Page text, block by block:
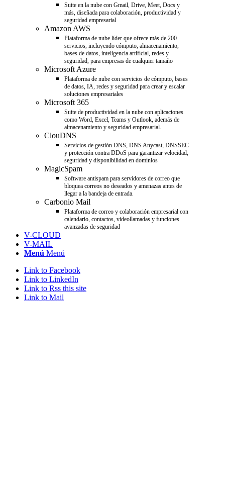
Suite en la nube con Gmail, Drive, Meet, Docs y
más, diseñada para colaboración, productividad y
seguridad empresarial
Amazon AWS
Plataforma de nube líder que ofrece más de 200
servicios, incluyendo cómputo, almacenamiento,
bases de datos, inteligencia artificial, redes y
seguridad, para empresas de cualquier tamaño
Microsoft Azure
Plataforma de nube con servicios de cómputo, bases
de datos, IA, redes y seguridad para crear y escalar
soluciones empresariales
Microsoft 365
Suite de productividad en la nube con aplicaciones
como Word, Excel, Teams y Outlook, además de
almacenamiento y seguridad empresarial.
ClouDNS
Servicios de gestión DNS, DNS Anycast, DNSSEC
y protección contra DDoS para garantizar velocidad,
seguridad y disponibilidad en dominios
MagicSpam
Software antispam para servidores de correo que
bloquea correos no deseados y amenazas antes de
llegar a la bandeja de entrada.
Carbonio Mail
Plataforma de correo y colaboración empresarial con
calendario, contactos, videollamadas y funciones
avanzadas de seguridad
V-CLOUD
V-MAIL
Menú Menú
Link to Facebook
Link to LinkedIn
Link to Rss this site
Link to Mail